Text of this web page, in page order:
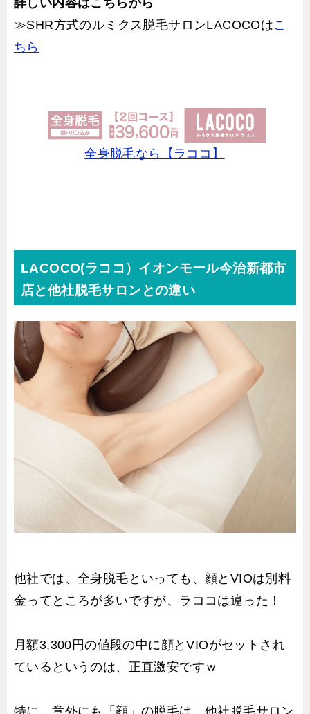
詳しい内容はこちらから
≫SHR方式のルミクス脱毛サロンLACOCOはこ
ちら
全身脱毛なら【ラココ】
LACOCO(ラココ）イオンモール今治新都市
店と他社脱毛サロンとの違い
他社では、全身脱毛といっても、顔とVIOは別料
金ってところが多いですが、ラココは違った！
月額3,300円の値段の中に顔とVIOがセットされ
ているというのは、正直激安ですｗ
特に、意外にも「顔」の脱毛は、他社脱毛サロン